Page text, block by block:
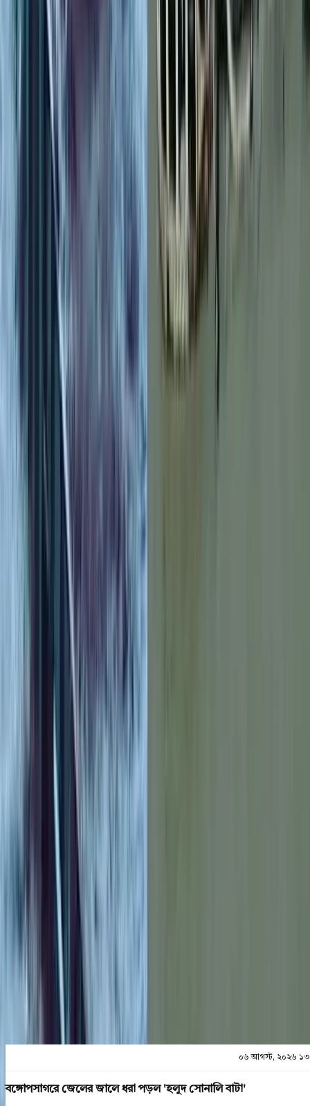
বিএনপির নেতাকর্মীদের ‘খাই খাই’
বন্ধ করার আহ্বান ঝালকাঠি ১
আসনের এমপির
০৭ আগস্ট, ২০২৬ ১৬:৪১
বঙ্গোপসাগরে জেলের জালে ধরা
পড়ল 'হলুদ সোনালি বাটা'
কাজী সাঈদ, কুয়াকাটা
শেয়ার
প্রিন্ট এন্ড সেভ
০৬ আগস্ট, ২০২৬
বঙ্গোপসাগরে জেলের জালে ধরা পড়ল 'হলুদ সোনালি বাটা'